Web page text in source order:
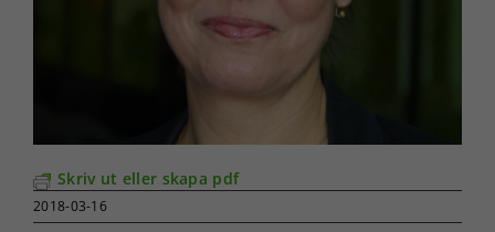
Skriv ut eller skapa pdf
2018-03-16